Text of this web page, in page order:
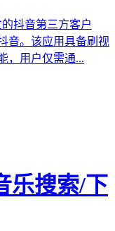
抖音第三方客户
音。该应用具备刷视
，用户仅需通...
乐搜索/下